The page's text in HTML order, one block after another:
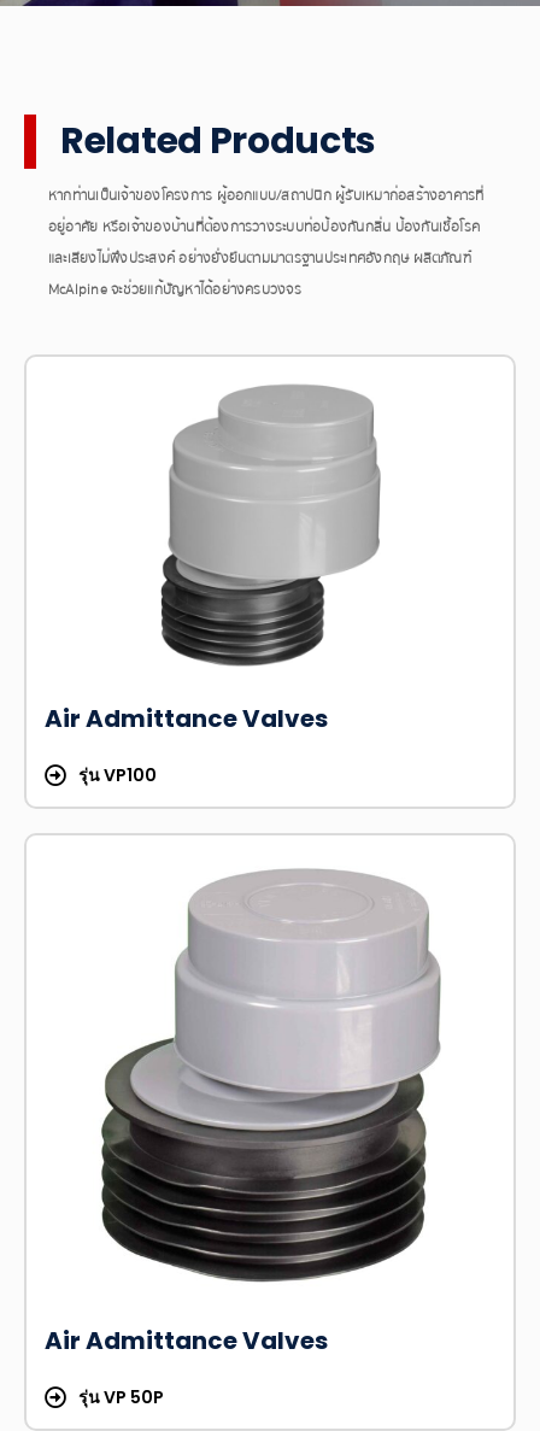
Related Products
หากท่านเป็นเจ้าของโครงการ ผู้ออกแบบ/สถาปนิก ผู้รับเหมาก่อสร้างอาคารที่
อยู่อาศัย หรือเจ้าของบ้านที่ต้องการวางระบบท่อป้องกันกลิ่น ป้องกันเชื้อโรค
และเสียงไม่พึงประสงค์ อย่างยั่งยืนตามมาตรฐานประเทศอังกฤษ ผลิตภัณฑ์
McAlpine จะช่วยแก้ปัญหาได้อย่างครบวงจร
Air Admittance Valves
รุ่น VP100
Air Admittance Valves
รุ่น VP 50P